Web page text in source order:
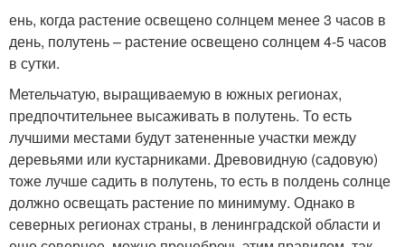
ень, когда растение освещено солнцем менее 3 часов в
день, полутень – растение освещено солнцем 4-5 часов
в сутки.
Метельчатую, выращиваемую в южных регионах,
предпочтительнее высаживать в полутень. То есть
лучшими местами будут затененные участки между
деревьями или кустарниками. Древовидную (садовую)
тоже лучше садить в полутень, то есть в полдень солнце
должно освещать растение по минимуму. Однако в
северных регионах страны, в ленинградской области и